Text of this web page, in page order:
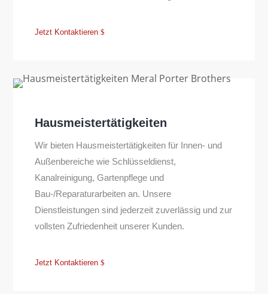
Jetzt Kontaktieren
Hausmeistertätigkeiten
Wir bieten Hausmeistertätigkeiten für Innen- und
Außenbereiche wie Schlüsseldienst,
Kanalreinigung, Gartenpflege und
Bau-/Reparaturarbeiten an. Unsere
Dienstleistungen sind jederzeit zuverlässig und zur
vollsten Zufriedenheit unserer Kunden.
Jetzt Kontaktieren